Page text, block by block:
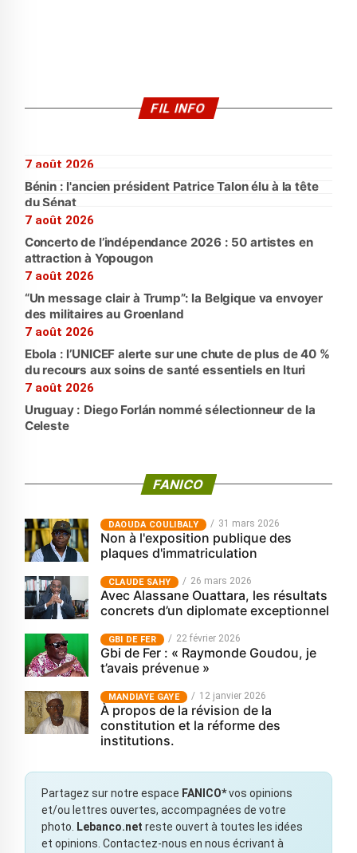
FIL INFO
7 août 2026
Bénin : l'ancien président Patrice Talon élu à la tête
du Sénat
7 août 2026
Concerto de l’indépendance 2026 : 50 artistes en
attraction à Yopougon
7 août 2026
“Un message clair à Trump”: la Belgique va envoyer
des militaires au Groenland
7 août 2026
Ebola : l’UNICEF alerte sur une chute de plus de 40 %
du recours aux soins de santé essentiels en Ituri
7 août 2026
Uruguay : Diego Forlán nommé sélectionneur de la
Celeste
FANICO
‎DAOUDA COULIBALY 31 mars 2026
Non à l'exposition publique des
plaques d'immatriculation
CLAUDE SAHY 26 mars 2026
Avec Alassane Ouattara, les résultats
concrets d’un diplomate exceptionnel
GBI DE FER 22 février 2026
Gbi de Fer : « Raymonde Goudou, je
t’avais prévenue »
MANDIAYE GAYE 12 janvier 2026
À propos de la révision de la
constitution et la réforme des
institutions.
Partagez sur notre espace FANICO*vos opinions
et/ou lettres ouvertes, accompagnées de votre
photo.
Lebanco.net reste ouvert à toutes les idées
et opinions. Contactez-nous en nous écrivant à